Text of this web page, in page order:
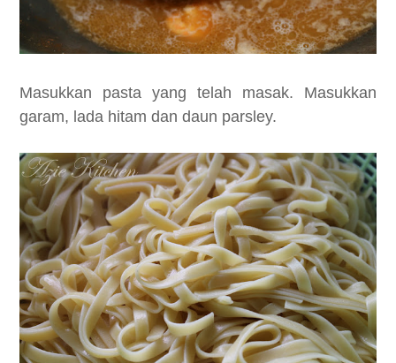
Masukkan pasta yang telah masak. Masukkan
garam, lada hitam dan daun parsley.